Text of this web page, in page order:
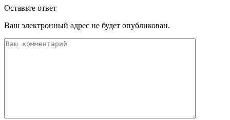
Оставьте ответ
Ваш электронный адрес не будет опубликован.